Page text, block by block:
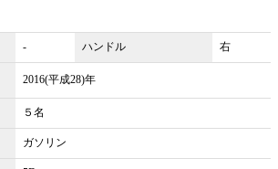
- ハンドル
右
2016(平成28)年
５名
ガソリン